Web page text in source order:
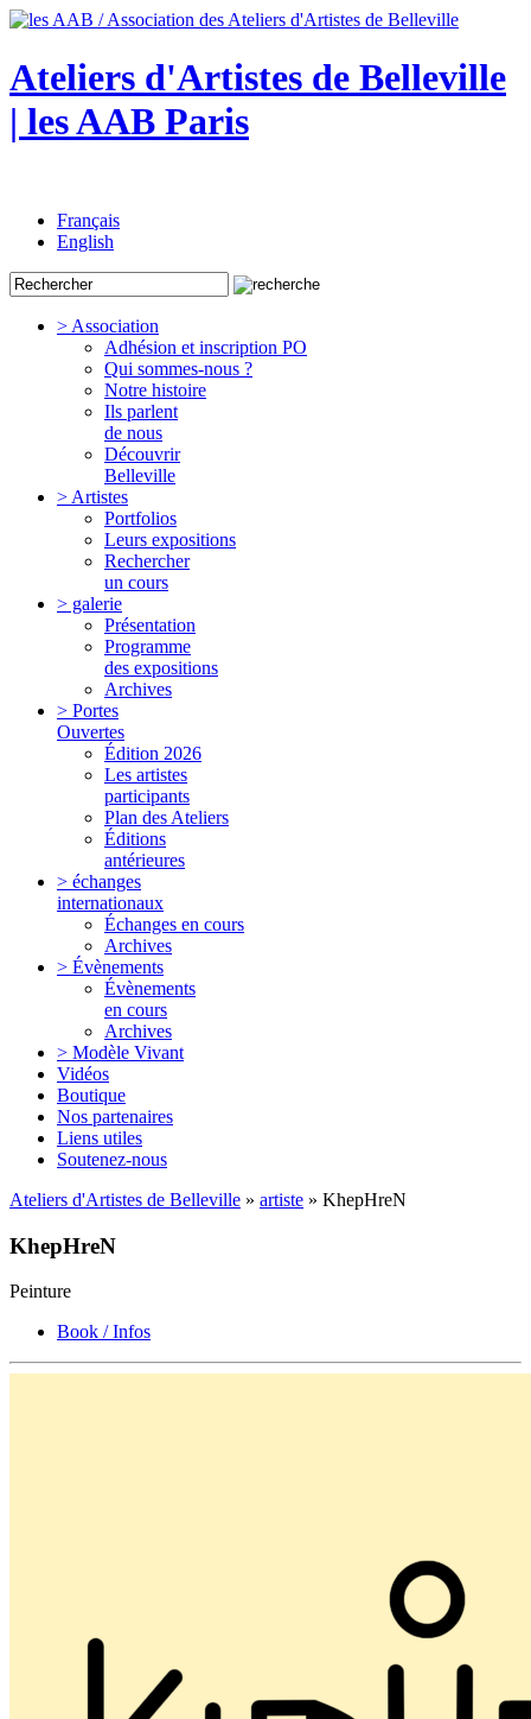
Ateliers d'Artistes de Belleville
| les AAB Paris
Français
English
> Association
Adhésion et inscription PO
Qui sommes-nous ?
Notre histoire
Ils parlent
de nous
Découvrir
Belleville
> Artistes
Portfolios
Leurs expositions
Rechercher
un cours
> galerie
Présentation
Programme
des expositions
Archives
> Portes
Ouvertes
Édition 2026
Les artistes
participants
Plan des Ateliers
Éditions
antérieures
> échanges
internationaux
Échanges en cours
Archives
> Évènements
Évènements
en cours
Archives
> Modèle Vivant
Vidéos
Boutique
Nos partenaires
Liens utiles
Soutenez-nous
Ateliers d'Artistes de Belleville » artiste » KhepHreN
KhepHreN
Peinture
Book / Infos